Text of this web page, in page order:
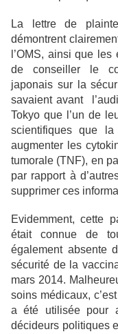
La lettre de
démontrent
l’OMS, ainsi que
de conseiller le
japonais sur la
savaient avant
Tokyo que l’un de
scientifiques que
augmenter les
tumorale (TNF), en
par rapport à
supprimer ces
Evidemment, cette
était connue de
également absente
sécurité de la
mars 2014.
soins médicaux,
a été utilisée pour
décideurs politiques